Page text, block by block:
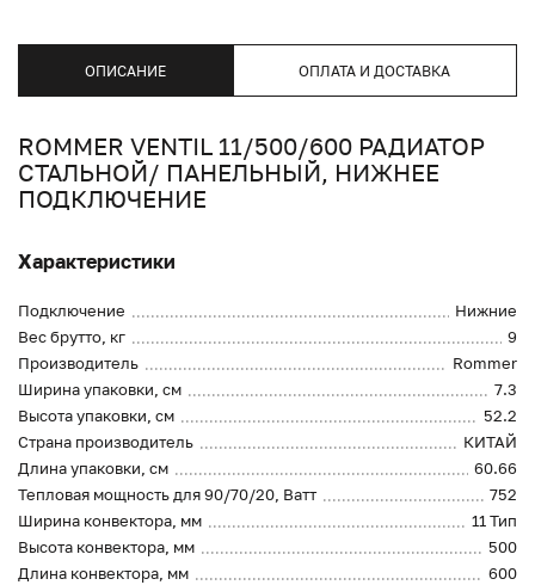
ОПИСАНИЕ ОПЛАТА И ДОСТАВКА
ROMMER VENTIL 11/500/600 РАДИАТОР
СТАЛЬНОЙ/ ПАНЕЛЬНЫЙ, НИЖНЕЕ
ПОДКЛЮЧЕНИЕ
Характеристики
Подключение
Нижние
Вес брутто, кг
9
Производитель
Rommer
Ширина упаковки, см
7.3
Высота упаковки, см
52.2
Страна производитель
КИТАЙ
Длина упаковки, см
60.66
Тепловая мощность для 90/70/20, Ватт
752
Ширина конвектора, мм
11 Тип
Высота конвектора, мм
500
Длина конвектора, мм
600